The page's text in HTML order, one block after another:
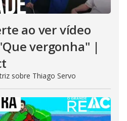
ao ver vídeo
vergonha" |
sobre Thiago Servo